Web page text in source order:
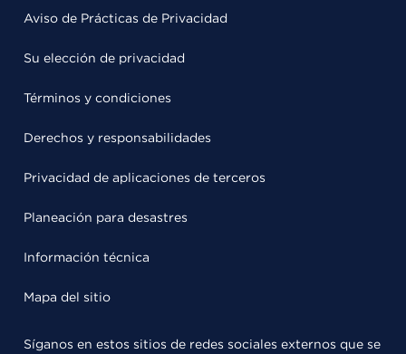
Aviso de Prácticas de Privacidad
Su elección de privacidad
Términos y condiciones
Derechos y responsabilidades
Privacidad de aplicaciones de terceros
Planeación para desastres
Información técnica
Mapa del sitio
Síganos en estos sitios de redes sociales externos que se